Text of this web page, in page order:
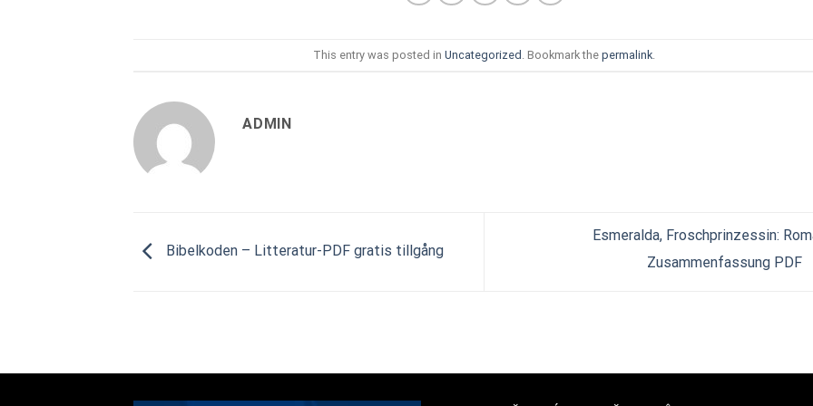
This entry was posted in Uncategorized . Bookmark the permalink.
ADMIN
Bibelkoden – Litteratur-PDF gratis tillgång
Esmeralda, Froschprinzessin:
Zusammenfassung PDF